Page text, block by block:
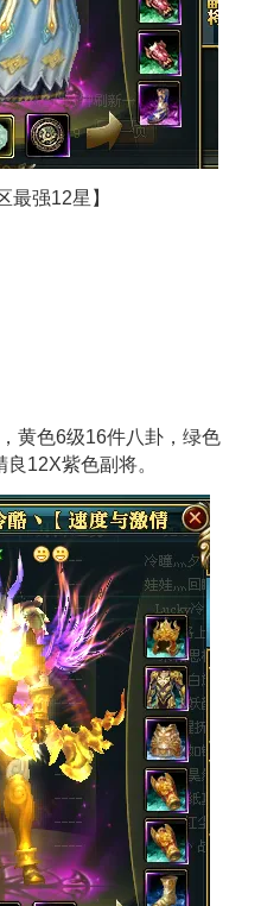
强12星】
色6级16件八卦，绿色
良12X紫色副将。